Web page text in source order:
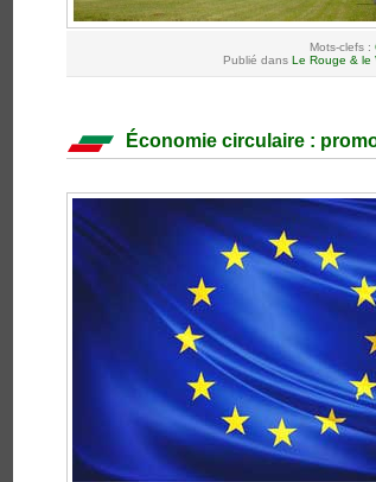
Mots-clefs :
Publié dans Le Rouge & le
Économie circulaire :